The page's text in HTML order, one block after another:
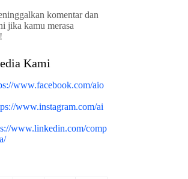
komentar dan
jika kamu merasa
Kami
www.facebook.com/aio
www.instagram.com/ai
www.linkedin.com/comp